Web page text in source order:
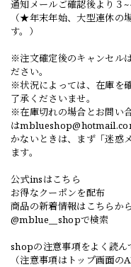
通知メールご確認後より３~
（★年末年始、大型連休の
す。）
※注文確定後のキャンセル
ださい。
※状況によっては、在庫を
了承くださいませ。
※在庫切れの場合とお問い
は
かないときは、まず「迷惑
ます。
公式insはこちら
お得なクーポンを配布
商品の新着情報はこちらから
@mblue__shopで検索
shopの注意事項をよく読ん
（注意事項はトップ画面の